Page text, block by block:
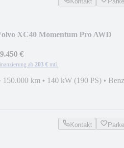
XC40 Momentum Pro AWD
€
ab 203 € mtl.
150.000 km • 140 kW (190 PS) •
Kontakt